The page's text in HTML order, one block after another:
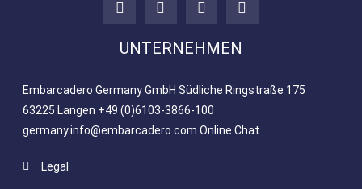
UNTERNEHMEN
Embarcadero Germany GmbH Südliche Ringstraße 175
63225 Langen​ +49 (0)6103-3866-100
germany.info@embarcadero.com Online Chat
Legal